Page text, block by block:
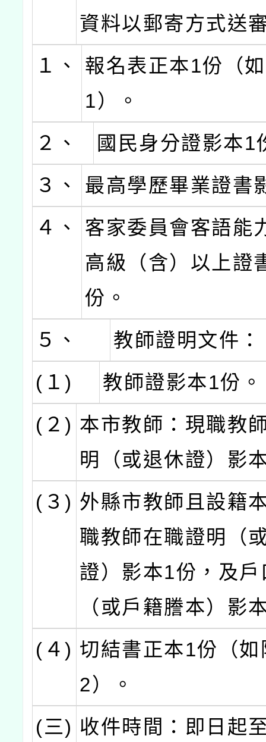
資料以郵寄方式送
１、
報名表正本1份（
1）。
２、
國民身分證影本1
３、
最高學歷畢業證書
４、
客家委員會客語能
高級（含）以上證
份。
５、
教師證明文件：
(１)
教師證影本1份。
(２) 本市教師：現職教
明（或退休證）影
(３) 外縣市教師且設籍
職教師在職證明（
證）影本1份，及
（或戶籍謄本）影
(４) 切結書正本1份（如
2）。
(三) 收件時間：即日起